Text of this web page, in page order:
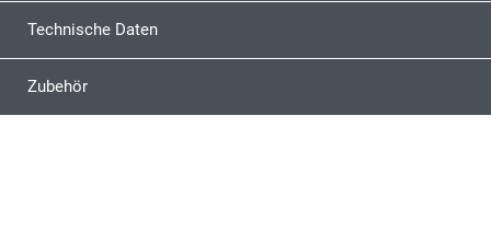
Technische Daten
Zubehör